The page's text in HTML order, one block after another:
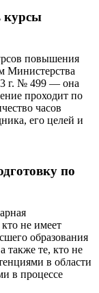
курсы
повышения
Министерства
г. № 499 — она
проходит по
часов
его целей и
по
не имеет
образования
также те, кто не
в области
в процессе